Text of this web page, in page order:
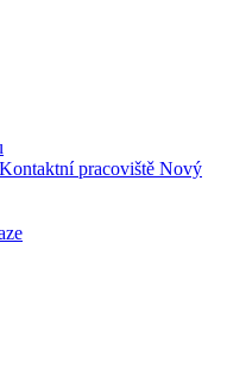
pracoviště Nový